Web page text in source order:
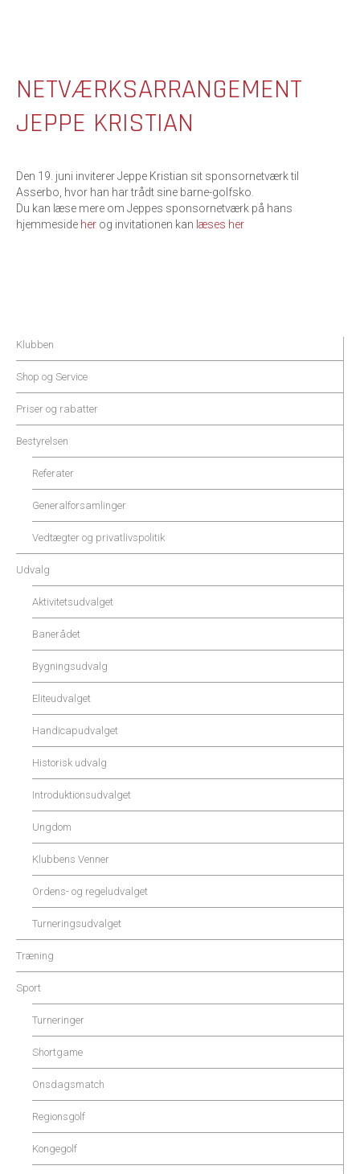
NETVÆRKSARRANGEMENT
JEPPE KRISTIAN
Den 19. juni inviterer Jeppe Kristian sit sponsornetværk til
Asserbo, hvor han har trådt sine barne-golfsko.
Du kan læse mere om Jeppes sponsornetværk på hans
hjemmeside her og invitationen kan læses her
Klubben
Shop og Service
Priser og rabatter
Bestyrelsen
Referater
Generalforsamlinger
Vedtægter og privatlivspolitik
Udvalg
Aktivitetsudvalget
Banerådet
Bygningsudvalg
Eliteudvalget
Handicapudvalget
Historisk udvalg
Introduktionsudvalget
Ungdom
Klubbens Venner
Ordens- og regeludvalget
Turneringsudvalget
Træning
Sport
Turneringer
Shortgame
Onsdagsmatch
Regionsgolf
Kongegolf